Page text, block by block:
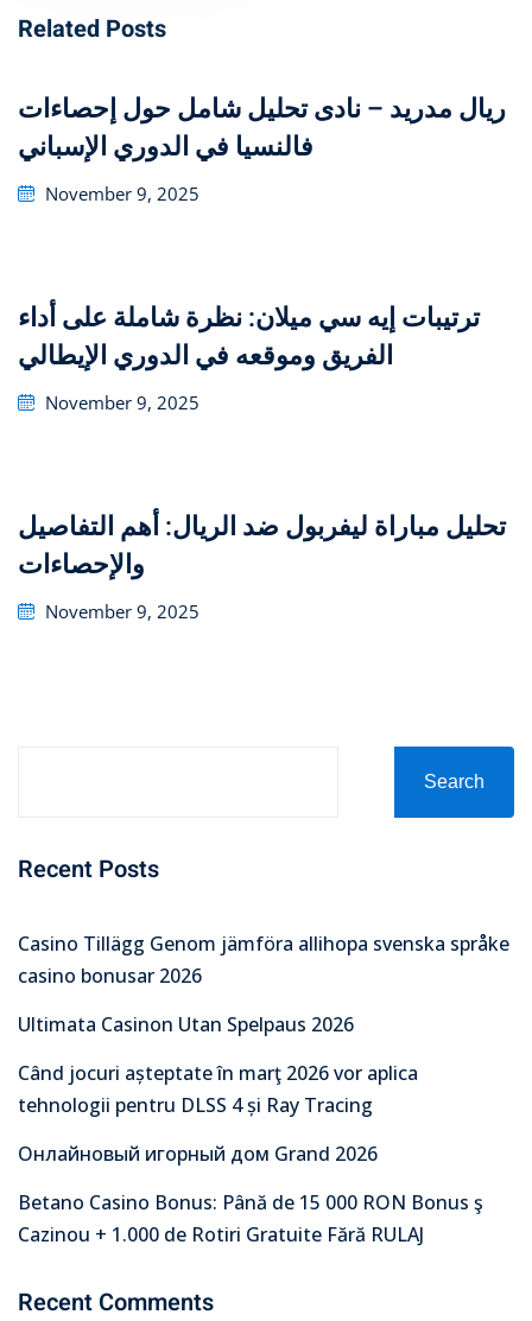
Related Posts
تحليل شامل حول إحصاءات ‎ريال مدريد – نادى
فالنسيا في الدوري الإسباني
Posted
November 9, 2025
ترتيبات إيه سي ميلان: نظرة شاملة على أداء
الفريق وموقعه في الدوري الإيطالي
Posted
November 9, 2025
تحليل مباراة ليفربول ضد الريال: أهم التفاصيل
والإحصاءات
Posted
November 9, 2025
Search
Recent Posts
Casino Tillägg Genom jämföra allihopa svenska språke
casino bonusar 2026
Ultimata Casinon Utan Spelpaus 2026
Când jocuri așteptate în marţ 2026 vor aplica
tehnologii pentru DLSS 4 și Ray Tracing
Онлайновый игорный дом Grand 2026
Betano Casino Bonus: Până de 15 000 RON Bonus ş
Cazinou + 1.000 de Rotiri Gratuite Fără RULAJ
Recent Comments